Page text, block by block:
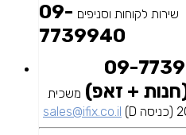
שירות לקוחות וסניפים 09-
7739940
09-
משכית
sales@ifix.co.il